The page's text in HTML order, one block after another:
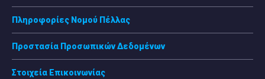
Πληροφορίες Νομού Πέλλας
Προστασία Προσωπικών Δεδομένων
Στοιχεία Επικοινωνίας